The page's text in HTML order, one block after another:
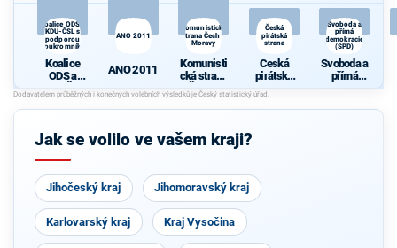
Koalice ODS a
KDU-ČSL s
podporou
Soukromníků
Koalice
ODS a
KDU-ČSL
s podporou
Soukromní
ANO 2011
ANO 2011
Komunistická
strana Čech a
Moravy
Komunisti
cká strana
Čech a
Moravy
Česká
pirátská
strana
Česká
pirátská
strana
Svoboda a
přímá
demokracie
(SPD)
Svoboda a
přímá
demokraci
Jak se volilo ve vašem kraji?
Jihočeský kraj Jihomoravský kraj
Karlovarský kraj Kraj Vysočina